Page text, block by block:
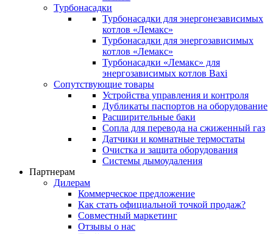
Турбонасадки
Турбонасадки для энергонезависимых
котлов «Лемакс»
Турбонасадки для энергозависимых
котлов «Лемакс»
Турбонасадки «Лемакс» для
энергозависимых котлов Baxi
Сопутствующие товары
Устройства управления и контроля
Дубликаты паспортов на оборудование
Расширительные баки
Сопла для перевода на сжиженный газ
Датчики и комнатные термостаты
Очистка и защита оборудования
Системы дымоудаления
Партнерам
Дилерам
Коммерческое предложение
Как стать официальной точкой продаж?
Совместный маркетинг
Отзывы о нас